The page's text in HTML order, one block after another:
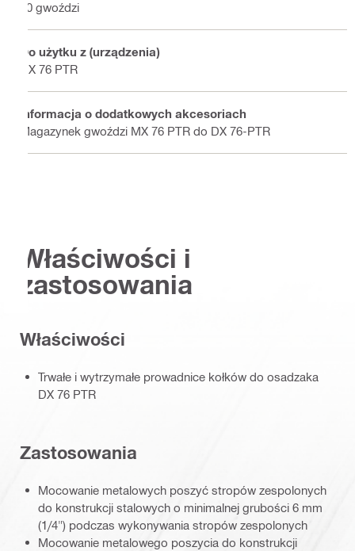
10 gwoździ
Do użytku z (urządzenia)
DX 76 PTR
Informacja o dodatkowych akcesoriach
Magazynek gwoździ MX 76 PTR do DX 76-PTR
Właściwości i
zastosowania
Właściwości
Trwałe i wytrzymałe prowadnice kołków do osadzaka
DX 76 PTR
Zastosowania
Mocowanie metalowych poszyć stropów zespolonych
do konstrukcji stalowych o minimalnej grubości 6 mm
(1/4") podczas wykonywania stropów zespolonych
Mocowanie metalowego poszycia do konstrukcji